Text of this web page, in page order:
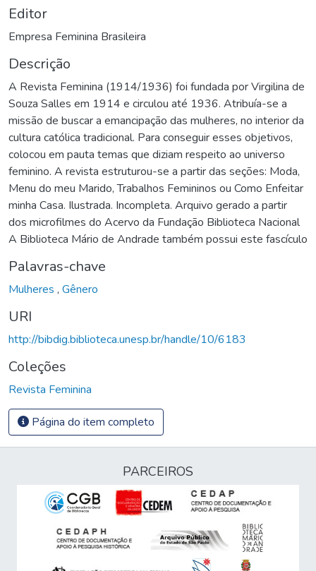
Editor
Empresa Feminina Brasileira
Descrição
A Revista Feminina (1914/1936) foi fundada por Virgilina de
Souza Salles em 1914 e circulou até 1936. Atribuía-se a
missão de buscar a emancipação das mulheres, no interior da
cultura católica tradicional. Para conseguir esses objetivos,
colocou em pauta temas que diziam respeito ao universo
feminino. A revista estruturou-se a partir das seções: Moda,
Menu do meu Marido, Trabalhos Femininos ou Como Enfeitar
minha Casa. Ilustrada. Incompleta. Arquivo gerado a partir
dos microfilmes do Acervo da Fundação Biblioteca Nacional
A Biblioteca Mário de Andrade também possui este fascículo
Palavras-chave
Mulheres , Gênero
URI
http://bibdig.biblioteca.unesp.br/handle/10/6183
Coleções
Revista Feminina
Página do item completo
PARCEIROS